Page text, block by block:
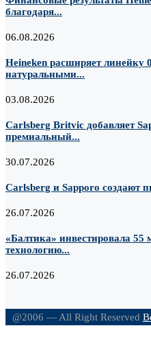
благодаря...
06.08.2026
Heineken расширяет линейку
натуральными...
03.08.2026
Carlsberg Britvic добавляет
премиальный...
30.07.2026
Carlsberg и Sapporo создают
26.07.2026
«Балтика» инвестировала 55
технологию...
26.07.2026
@2006 — All Right Reserved